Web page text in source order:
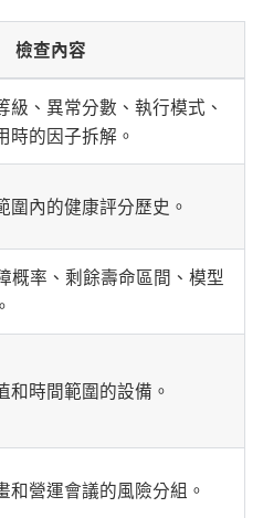
檢查內容
級、異常分數、執行模式、
時的因子拆解。
圍內的健康評分歷史。
概率、剩餘壽命區間、模型
和時間範圍的設備。
和營運會議的風險分組。